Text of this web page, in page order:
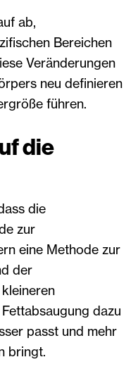
ab,
Bereichen
Veränderungen
neu definieren
führen.
die
die
zur
eine Methode zur
der
dazu
passt und mehr
bringt.